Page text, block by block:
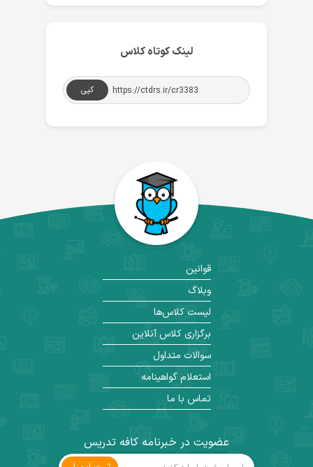
لینک کوتاه کلاس
کپی
عضویت در خبرنامه کافه تدریس
قوانین
وبلاگ
لیست کلاس‌ها
برگزاری کلاس آنلاین
سوالات متداول
استعلام گواهینامه
تماس با ما